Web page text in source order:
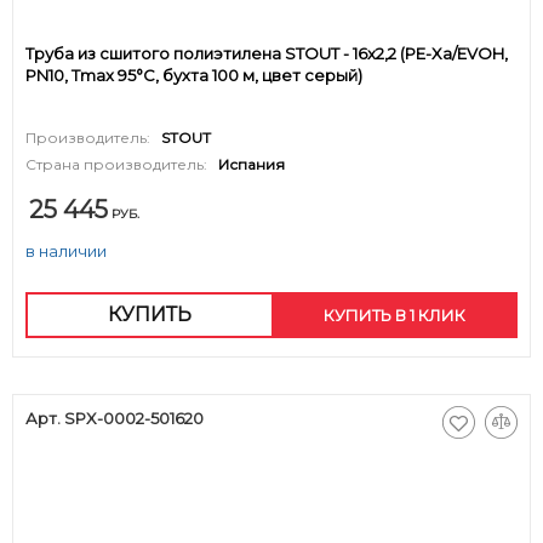
Труба из сшитого полиэтилена STOUT - 16x2,2 (PE-Xa/EVOH,
PN10, Tmax 95°C, бухта 100 м, цвет серый)
Производитель:
STOUT
Страна производитель:
Испания
25 445 РУБ.
в наличии
КУПИТЬ КУПИТЬ В 1 КЛИК
Арт. SPX-0002-501620